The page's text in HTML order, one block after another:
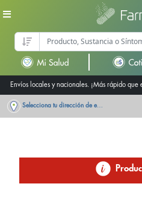
Envíos locales y nacionales. ¡Más rápido
Selecciona tu dirección de entrega